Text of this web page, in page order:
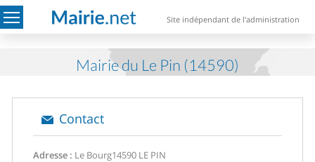
Site indépendant de l'administration
Mairie du Le Pin (14590)
Contact
Adresse : Le Bourg14590 LE PIN